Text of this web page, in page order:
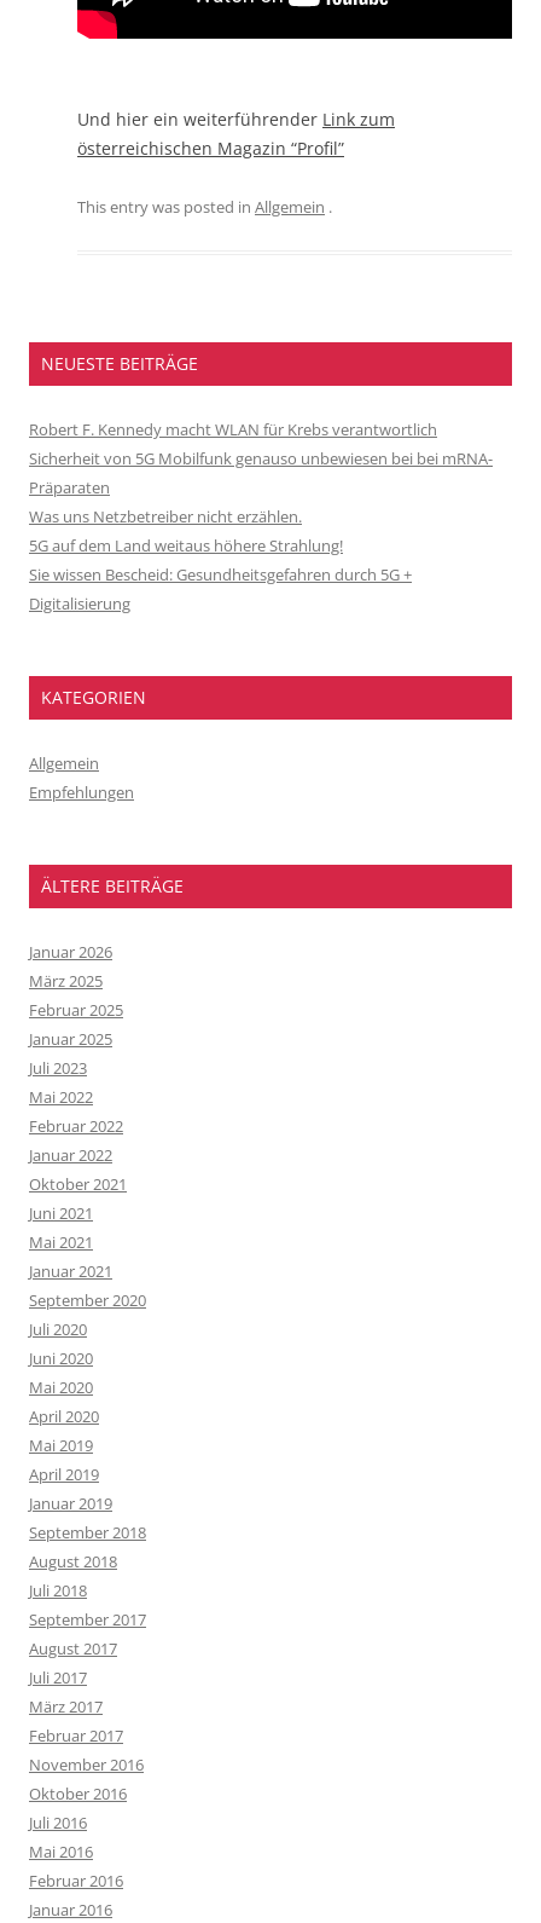
Und hier ein weiterführender Link zum
österreichischen Magazin “Profil”
This entry was posted in Allgemein .
NEUESTE BEITRÄGE
Robert F. Kennedy macht WLAN für Krebs verantwortlich
Sicherheit von 5G Mobilfunk genauso unbewiesen bei bei mRNA-
Präparaten
Was uns Netzbetreiber nicht erzählen.
5G auf dem Land weitaus höhere Strahlung!
Sie wissen Bescheid: Gesundheitsgefahren durch 5G +
Digitalisierung
KATEGORIEN
Allgemein
Empfehlungen
ÄLTERE BEITRÄGE
Januar 2026
März 2025
Februar 2025
Januar 2025
Juli 2023
Mai 2022
Februar 2022
Januar 2022
Oktober 2021
Juni 2021
Mai 2021
Januar 2021
September 2020
Juli 2020
Juni 2020
Mai 2020
April 2020
Mai 2019
April 2019
Januar 2019
September 2018
August 2018
Juli 2018
September 2017
August 2017
Juli 2017
März 2017
Februar 2017
November 2016
Oktober 2016
Juli 2016
Mai 2016
Februar 2016
Januar 2016